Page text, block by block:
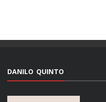
DANILO QUINTO